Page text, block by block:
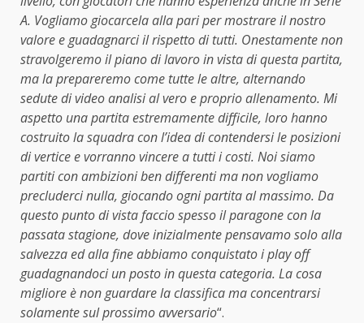
A. Vogliamo giocarcela alla pari per mostrare il nostro
valore e guadagnarci il rispetto di tutti. Onestamente non
stravolgeremo il piano di lavoro in vista di questa partita,
ma la prepareremo come tutte le altre, alternando
sedute di video analisi al vero e proprio allenamento. Mi
aspetto una partita estremamente difficile, loro hanno
costruito la squadra con l’idea di contendersi le posizioni
di vertice e vorranno vincere a tutti i costi. Noi siamo
partiti con ambizioni ben differenti ma non vogliamo
precluderci nulla, giocando ogni partita al massimo. Da
questo punto di vista faccio spesso il paragone con la
passata stagione, dove inizialmente pensavamo solo alla
salvezza ed alla fine abbiamo conquistato i play off
guadagnandoci un posto in questa categoria. La cosa
migliore è non guardare la classifica ma concentrarsi
solamente sul prossimo avversario“.